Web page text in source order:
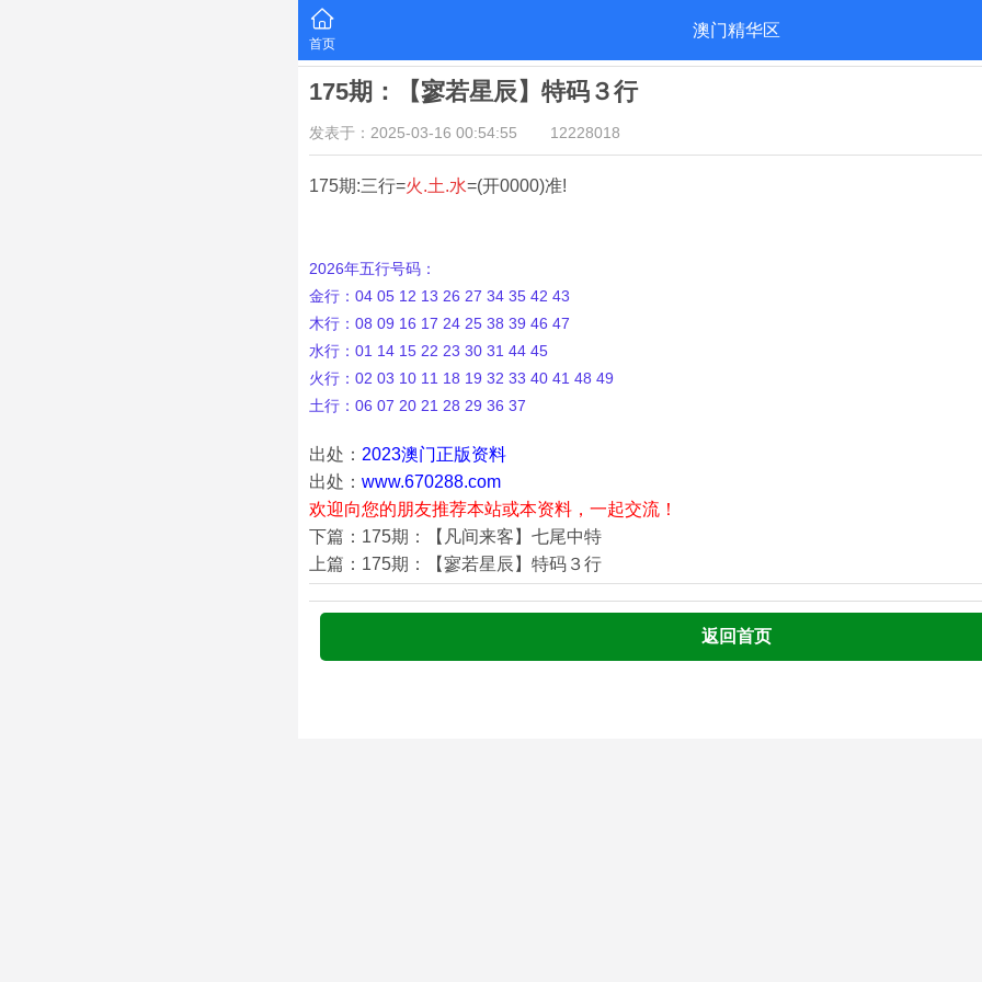
首页
澳门精华区
175期：【寥若星辰】特码３行
发表于：2025-03-16 00:54:55 12228018
175期:三行=火.土.水=(开0000)准!
2026年五行号码：
金行：04 05 12 13 26 27 34 35 42 43
木行：08 09 16 17 24 25 38 39 46 47
水行：01 14 15 22 23 30 31 44 45
火行：02 03 10 11 18 19 32 33 40 41 48 49
土行：06 07 20 21 28 29 36 37
出处： 2023澳门正版资料
出处： www.670288.com
欢迎向您的朋友推荐本站或本资料，一起交流！
下篇：175期：【凡间来客】七尾中特
上篇：175期：【寥若星辰】特码３行
返回首页